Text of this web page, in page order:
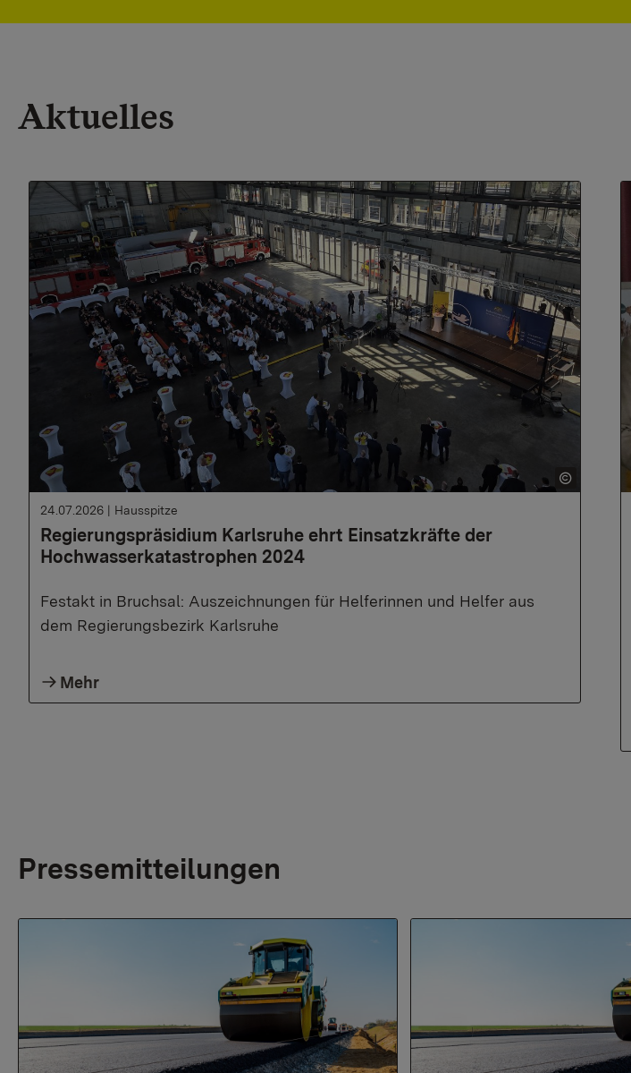
Aktuelles
Regierungspräsidium Karlsruhe ehrt Einsatzkräfte der
Hochwasserkatastrophen 2024
24.07.2026 | Hausspitze
Festakt in Bruchsal: Auszeichnungen für Helferinnen und Helfer aus
dem Regierungsbezirk Karlsruhe
Mehr
Pressemitteilungen